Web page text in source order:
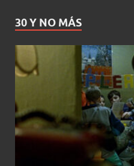
30 Y NO MÁS